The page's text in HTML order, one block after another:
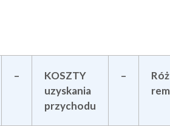
–
KOSZTY
uzyskania
przychodu
–